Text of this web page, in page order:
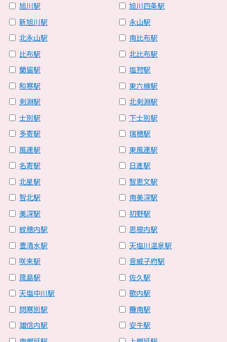
旭川駅
旭川四条駅
新旭川駅
永山駅
北永山駅
南比布駅
比布駅
北比布駅
蘭留駅
塩狩駅
和寒駅
東六線駅
剣淵駅
北剣淵駅
士別駅
下士別駅
多寄駅
瑞穂駅
風連駅
東風連駅
名寄駅
日進駅
北星駅
智恵文駅
智北駅
南美深駅
美深駅
初野駅
紋穂内駅
恩根内駅
豊清水駅
天塩川温泉駅
咲来駅
音威子府駅
筬島駅
佐久駅
天塩中川駅
歌内駅
問寒別駅
糠南駅
雄信内駅
安牛駅